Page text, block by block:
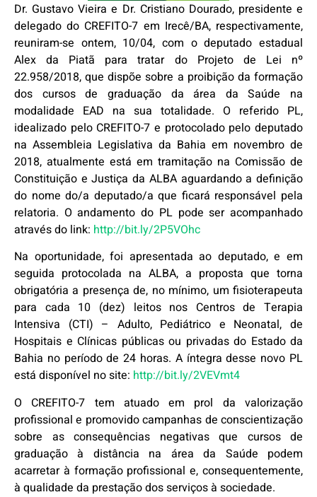
Dr. Gustavo Vieira e Dr. Cristiano Dourado, presidente e
delegado do CREFITO-7 em Irecê/BA, respectivamente,
reuniram-se ontem, 10/04, com o deputado estadual
Alex da Piatã para tratar do Projeto de Lei nº
22.958/2018, que dispõe sobre a proibição da formação
dos cursos de graduação da área da Saúde na
modalidade EAD na sua totalidade. O referido PL,
idealizado pelo CREFITO-7 e protocolado pelo deputado
na Assembleia Legislativa da Bahia em novembro de
2018, atualmente está em tramitação na Comissão de
Constituição e Justiça da ALBA aguardando a definição
do nome do/a deputado/a que ficará responsável pela
relatoria. O andamento do PL pode ser acompanhado
através do link: http://bit.ly/2P5VOhc
Na oportunidade, foi apresentada ao deputado, e em
seguida protocolada na ALBA, a proposta que torna
obrigatória a presença de, no mínimo, um fisioterapeuta
para cada 10 (dez) leitos nos Centros de Terapia
Intensiva (CTI) – Adulto, Pediátrico e Neonatal, de
Hospitais e Clínicas públicas ou privadas do Estado da
Bahia no período de 24 horas. A íntegra desse novo PL
está disponível no site: http://bit.ly/2VEVmt4
O CREFITO-7 tem atuado em prol da valorização
profissional e promovido campanhas de conscientização
sobre as consequências negativas que cursos de
graduação à distância na área da Saúde podem
acarretar à formação profissional e, consequentemente,
à qualidade da prestação dos serviços à sociedade.